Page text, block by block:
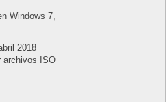
Windows 7,
2018
archivos ISO